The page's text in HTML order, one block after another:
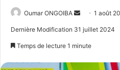
Oumar ONGOIBA
Send1 août
Dernière Modification 31 juillet 2024
Temps de lecture 1 minute